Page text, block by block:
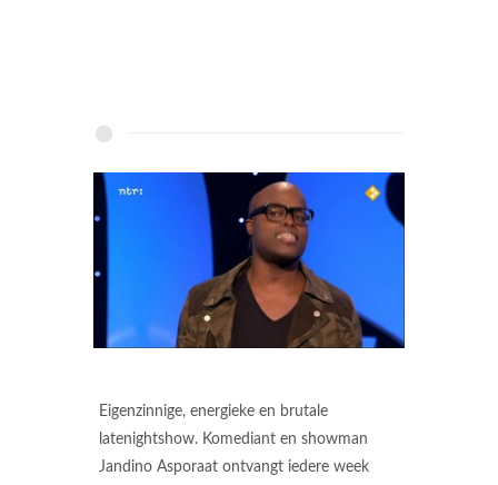
Eigenzinnige, energieke en brutale
latenightshow. Komediant en showman
Jandino Asporaat ontvangt iedere week